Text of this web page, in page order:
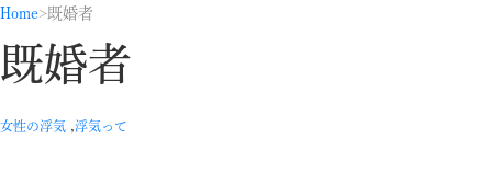
Home 既婚者
既婚者
女性の浮気 ,浮気って